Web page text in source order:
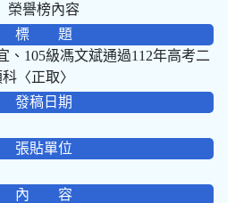
榮譽榜內容
標 題
、105級馮文斌通過112年高考二
〈正取〉
發稿日期
張貼單位
內 容